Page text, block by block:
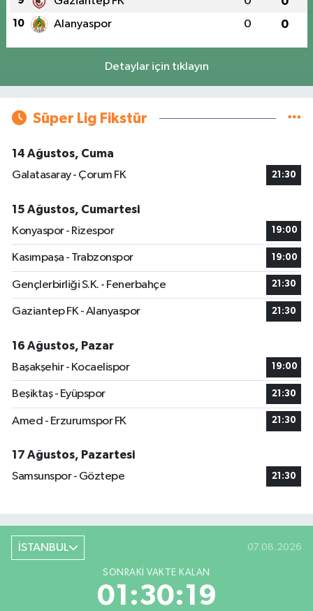
10 Alanyaspor 0 0
Detaylar için tıklayın
Süper Lig Fikstür
14 Ağustos, Cuma
Galatasaray - Çorum FK
21:30
15 Ağustos, Cumartesi
Konyaspor - Rizespor
19:00
Kasımpaşa - Trabzonspor 19:00
Gençlerbirliği S.K. - Fenerbahçe 21:30
Gaziantep FK - Alanyaspor 21:30
16 Ağustos, Pazar
Başakşehir - Kocaelispor
19:00
Beşiktaş - Eyüpspor 21:30
Amed - Erzurumspor FK 21:30
17 Ağustos, Pazartesi
Samsunspor - Göztepe
21:30
İSTANBUL 07.08.2026
SONRAKI VAKTE KALAN
01:30:18